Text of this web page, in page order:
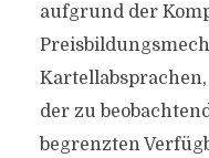
aufgrund der
der zu
begrenzten